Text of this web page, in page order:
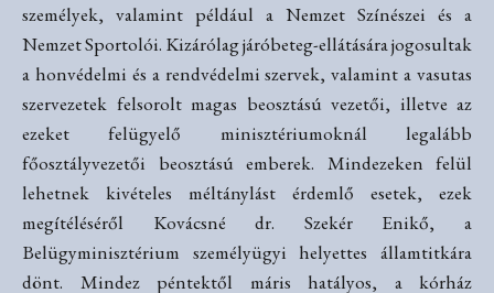
személyek, valamint például a Nemzet Színészei és a
Nemzet Sportolói. Kizárólag járóbeteg-ellátására jogosultak
a honvédelmi és a rendvédelmi szervek, valamint a vasutas
szervezetek felsorolt magas beosztású vezetői, illetve az
ezeket felügyelő minisztériumoknál legalább
főosztályvezetői beosztású emberek. Mindezeken felül
lehetnek kivételes méltánylást érdemlő esetek, ezek
megítéléséről Kovácsné dr. Szekér Enikő, a
Belügyminisztérium személyügyi helyettes államtitkára
dönt. Mindez péntektől máris hatályos, a kórház